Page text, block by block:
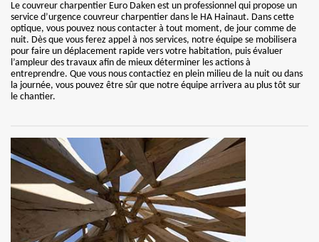
Le couvreur charpentier Euro Daken est un professionnel qui propose un
service d’urgence couvreur charpentier dans le HA Hainaut. Dans cette
optique, vous pouvez nous contacter à tout moment, de jour comme de
nuit. Dès que vous ferez appel à nos services, notre équipe se mobilisera
pour faire un déplacement rapide vers votre habitation, puis évaluer
l’ampleur des travaux afin de mieux déterminer les actions à
entreprendre. Que vous nous contactiez en plein milieu de la nuit ou dans
la journée, vous pouvez être sûr que notre équipe arrivera au plus tôt sur
le chantier.